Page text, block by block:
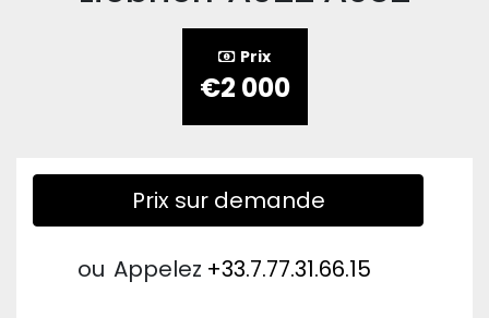
Prix
€2 000
Prix sur demande
ou Appelez +33.7.77.31.66.15